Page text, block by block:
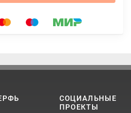
СОЦИАЛЬНЫЕ
ПРОЕКТЫ